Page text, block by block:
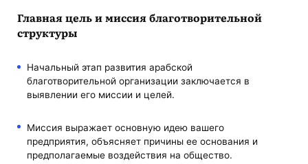
Главная цель и миссия благотворительной
структуры
Начальный этап развития арабской
благотворительной организации заключается в
выявлении его миссии и целей.
Миссия выражает основную идею вашего
предприятия, объясняет причины ее основания и
предполагаемые воздействия на общество.